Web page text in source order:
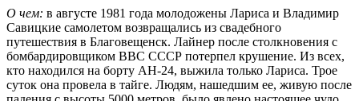
О чем: в августе 1981 года молодожены Лариса и Владимир
Савицкие самолетом возвращались из свадебного
путешествия в Благовещенск. Лайнер после столкновения с
бомбардировщиком ВВС СССР потерпел крушение. Из всех,
кто находился на борту АН-24, выжила только Лариса. Трое
суток она провела в тайге. Людям, нашедшим ее, живую после